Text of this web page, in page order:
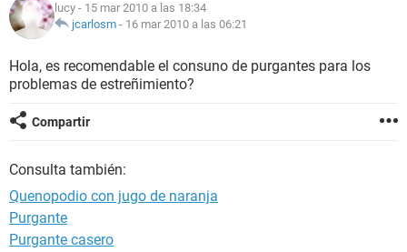
NUTRICIÓN
BIENESTAR
SEXUALIDAD
GLOSARIO
lucy - 15 mar 2010 a las 18:34
jcarlosm - 16 mar 2010 a las 06:21
Hola, es recomendable el consuno de purgantes para los
problemas de estreñimiento?
Compartir
Consulta también:
Quenopodio con jugo de naranja
Purgante
Purgante casero